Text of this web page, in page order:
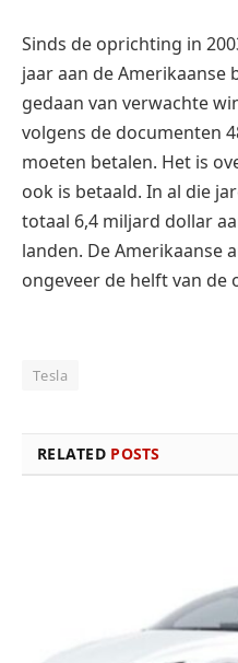
Sinds de oprichting in
jaar aan de Amerikaanse
gedaan van verwachte
volgens de documenten
moeten betalen. Het is
ook is betaald. In al die
totaal 6,4 miljard dollar
landen. De Amerikaanse
ongeveer de helft van de
Tesla
RELATED POSTS